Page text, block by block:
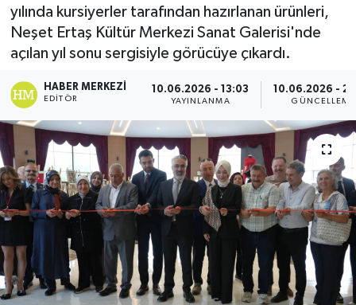
yılında kursiyerler tarafından hazırlanan ürünleri,
Neşet Ertaş Kültür Merkezi Sanat Galerisi'nde
açılan yıl sonu sergisiyle görücüye çıkardı.
HABER MERKEZI
EDITÖR
10.06.2026 - 13:03
YAYINLANMA
10.06.2026 -
GÜNCELLEME